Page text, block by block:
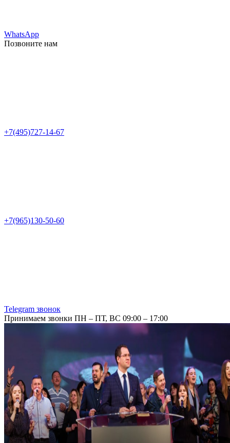
WhatsApp
Позвоните нам
+7(495)727-14-67
+7(965)130-50-60
Telegram звонок
Принимаем звонки ПН – ПТ, ВС 09:00 – 17:00